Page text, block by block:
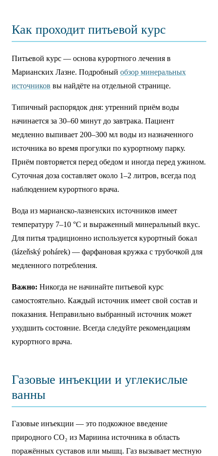
Как проходит питьевой курс
Питьевой курс — основа курортного лечения в
Марианских Лазне. Подробный обзор минеральных
источников вы найдёте на отдельной странице.
Типичный распорядок дня: утренний приём воды
начинается за 30–60 минут до завтрака. Пациент
медленно выпивает 200–300 мл воды из назначенного
источника во время прогулки по курортному парку.
Приём повторяется перед обедом и иногда перед ужином.
Суточная доза составляет около 1–2 литров, всегда под
наблюдением курортного врача.
Вода из марианско-лазненских источников имеет
температуру 7–10 °C и выраженный минеральный вкус.
Для питья традиционно используется курортный бокал
(lázeňský pohárek) — фарфановая кружка с трубочкой для
медленного потребления.
Важно: Никогда не начинайте питьевой курс
самостоятельно. Каждый источник имеет свой состав и
показания. Неправильно выбранный источник может
ухудшить состояние. Всегда следуйте рекомендациям
курортного врача.
Газовые инъекции и углекислые
ванны
Газовые инъекции — это подкожное введение
природного CO₂ из Мариина источника в область
поражённых суставов или мышц. Газ вызывает местную